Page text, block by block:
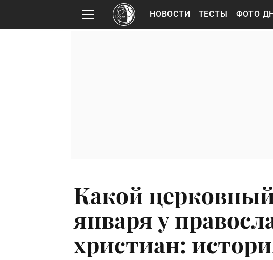
НОВОСТИ ТЕСТЫ ФОТО
Какой
января у
христиан: